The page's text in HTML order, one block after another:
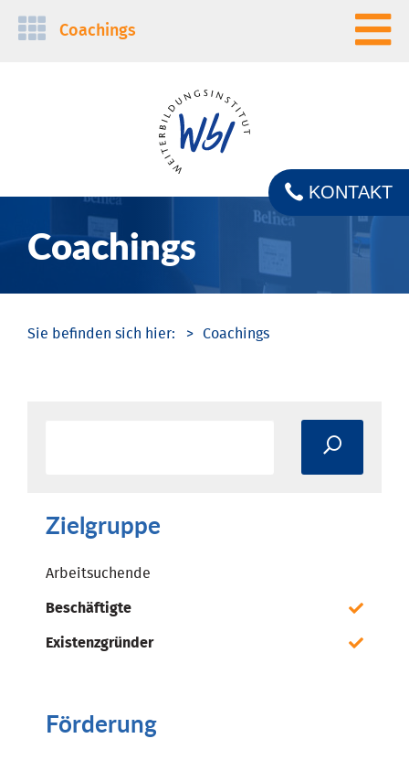
Navigation
Coachings
Coachings
KONTAKT
Coachings
Zielgruppe
Arbeitsuchende
Beschäftigte
Existenzgründer
Förderung